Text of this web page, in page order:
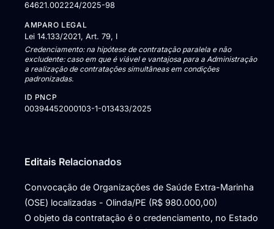
64621.002224/2025-98
AMPARO LEGAL
Lei 14.133/2021, Art. 79, I
Credenciamento: na hipótese de contratação paralela e não
excludente: caso em que é viável e vantajosa para a Administração
a realização de contratações simultâneas em condições
padronizadas.
ID PNCP
00394452000103-1-013433/2025
Editais Relacionados
Convocação de Organizações de Saúde Extra-Marinha
(OSE) localizadas - Olinda/PE (R$ 980.000,00)
O objeto da contratação é o credenciamento, no Estado